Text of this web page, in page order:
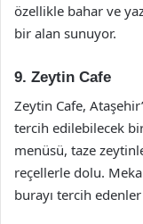
özellikle bahar ve
bir alan sunuyor.
9. Zeytin Cafe
Zeytin Cafe,
tercih edilebilecek
menüsü, taze
reçellerle dolu.
burayı tercih